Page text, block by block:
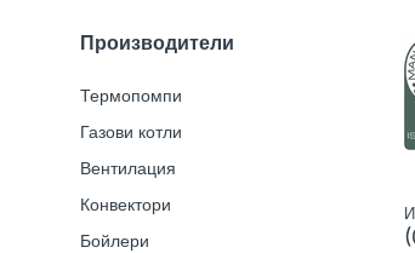
Производители
Термопомпи
Газови котли
Вентилация
Конвектори
Бойлери